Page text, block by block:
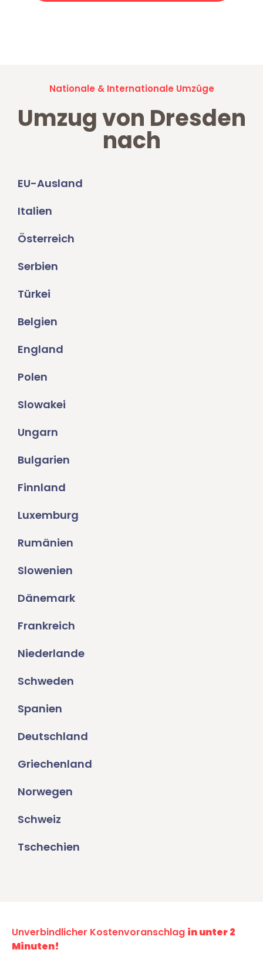
Nationale & Internationale Umzüge
Umzug von Dresden
nach
EU-Ausland
Italien
Österreich
Serbien
Türkei
Belgien
England
Polen
Slowakei
Ungarn
Bulgarien
Finnland
Luxemburg
Rumänien
Slowenien
Dänemark
Frankreich
Niederlande
Schweden
Spanien
Deutschland
Griechenland
Norwegen
Schweiz
Tschechien
Unverbindlicher Kostenvoranschlag in unter 2
Minuten!